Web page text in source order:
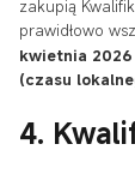
zakupią
prawidłowo
kwietnia 2026
(czasu
4.